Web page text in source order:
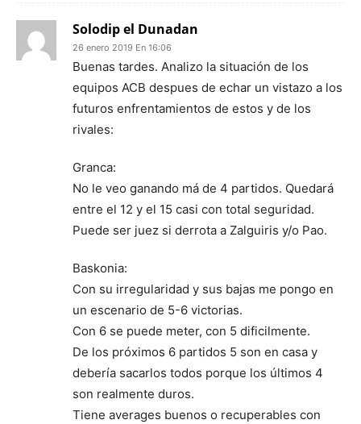
Solodip el Dunadan
26 enero 2019 En 16:06
Buenas tardes. Analizo la situación de los
equipos ACB despues de echar un vistazo a los
futuros enfrentamientos de estos y de los
rivales:
Granca:
No le veo ganando má de 4 partidos. Quedará
entre el 12 y el 15 casi con total seguridad.
Puede ser juez si derrota a Zalguiris y/o Pao.
Baskonia:
Con su irregularidad y sus bajas me pongo en
un escenario de 5-6 victorias.
Con 6 se puede meter, con 5 dificilmente.
De los próximos 6 partidos 5 son en casa y
debería sacarlos todos porque los últimos 4
son realmente duros.
Tiene averages buenos o recuperables con